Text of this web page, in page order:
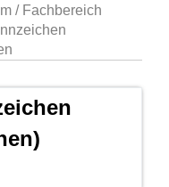
/ Fachbereich